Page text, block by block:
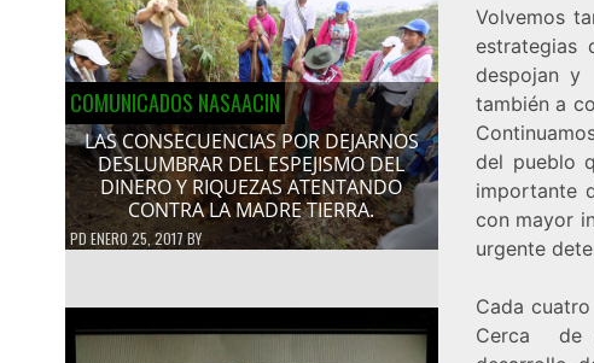
COMUNICADOS NASAACIN
LAS CONSECUENCIAS POR DEJARNOS
DESLUMBRAR DEL ESPEJISMO DEL
DINERO Y RIQUEZAS ATENTANDO
CONTRA LA MADRE TIERRA.
PDENERO 25, 2017 BY
Volvemos
estrategias
despojan y
también a
del pueblo
importante
con mayor
urgente
Cada
Cerca de